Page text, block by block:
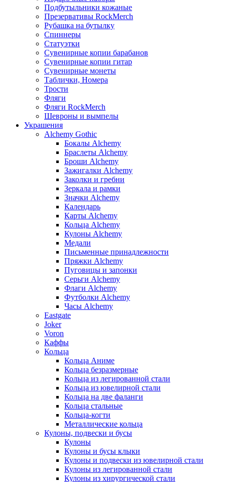
Подбутыльники кожаные
Презервативы RockMerch
Рубашка на бутылку
Спиннеры
Статуэтки
Сувенирные копии барабанов
Сувенирные копии гитар
Сувенирные монеты
Таблички, Номера
Трости
Фляги
Фляги RockMerch
Шевроны и вымпелы
Украшения
Alchemy Gothic
Бокалы Alchemy
Браслеты Alchemy
Броши Alchemy
Зажигалки Alchemy
Заколки и гребни
Зеркала и рамки
Значки Alchemy
Календарь
Карты Alchemy
Кольца Alchemy
Кулоны Alchemy
Медали
Письменные принадлежности
Пряжки Alchemy
Пуговицы и запонки
Серьги Alchemy
Флаги Alchemy
Футболки Alchemy
Часы Alchemy
Eastgate
Joker
Voron
Каффы
Кольца
Кольца Аниме
Кольца безразмерные
Кольца из легированной стали
Кольца из ювелирной стали
Кольца на две фаланги
Кольца стальные
Кольца-когти
Металлические кольца
Кулоны, подвески и бусы
Кулоны
Кулоны и бусы клыки
Кулоны и подвески из ювелирной стали
Кулоны из легированной стали
Кулоны из хирургической стали